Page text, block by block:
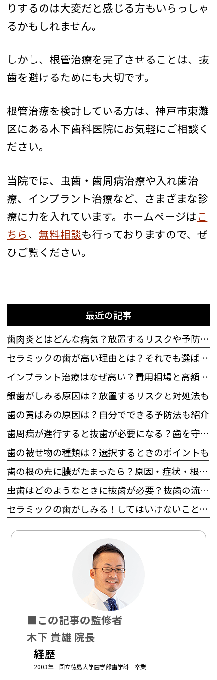
りするのは大変だと感じる方もいらっしゃ
るかもしれません。
しかし、根管治療を完了させることは、抜
歯を避けるためにも大切です。
根管治療を検討している方は、神戸市東灘
区にある木下歯科医院にお気軽にご相談く
ださい。
当院では、虫歯・歯周病治療や入れ歯治
療、インプラント治療など、さまざまな診
療に力を入れています。ホームページはこ
ちら、 無料相談も行っておりますので、ぜ
ひご覧ください。
最近の記事
歯肉炎とはどんな病気？放置するリスクや予防法も解説
セラミックの歯が高い理由とは？それでも選ばれる理由も
インプラント治療はなぜ高い？費用相場と高額になる理由
銀歯がしみる原因は？放置するリスクと対処法も
歯の黄ばみの原因は？自分でできる予防法も紹介
歯周病が進行すると抜歯が必要になる？歯を守るためにできることも
歯の被せ物の種類は？選択するときのポイントも
歯の根の先に膿がたまったら？原因・症状・根管治療の流れを徹底確認
虫歯はどのようなときに抜歯が必要？抜歯の流れとその後の治療も
セラミックの歯がしみる！してはいけないこと、対処法を解説！
■この記事の監修者
木下 貴雄 院長
経歴
2003年 国立徳島大学歯学部歯学科 卒業